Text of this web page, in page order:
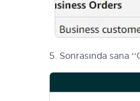
5. Sonrasında sana